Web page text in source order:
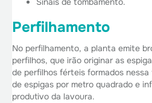
Perfilhamento
No perfilhamento, a planta emite
perfilhos, que irão originar as
de perfilhos férteis formados
de espigas por metro quadrado e
produtivo da lavoura.